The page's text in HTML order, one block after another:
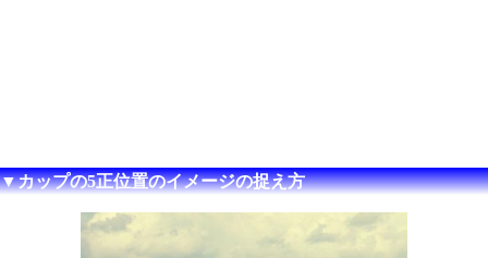
▼カップの5正位置のイメージの捉え方